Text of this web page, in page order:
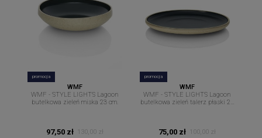
promocja
WMF
WMF - STYLE LIGHTS Lagoon
butelkowa zieleń miska 23 cm.
97,50 zł
130,00 zł
promocja
WMF
WMF - STYLE LIGHTS Lagoon
butelkowa zieleń talerz płaski 26
75,00 zł
100,00 zł